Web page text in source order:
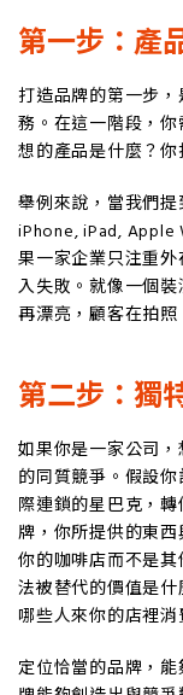
第一步：產
打造品牌的第一步
務。在這一階段，
想的產品是什麼？
舉例來說，當我們
iPhone, iPad, Apple
果一家企業只注重
入失敗。就像一個
再漂亮，顧客在拍
第二步：獨
如果你是一家公司
的同質競爭。假設
際連鎖的星巴克，
牌，你所提供的東
你的咖啡店而不是
法被替代的價值是
哪些人來你的店裡消
定位恰當的品牌，